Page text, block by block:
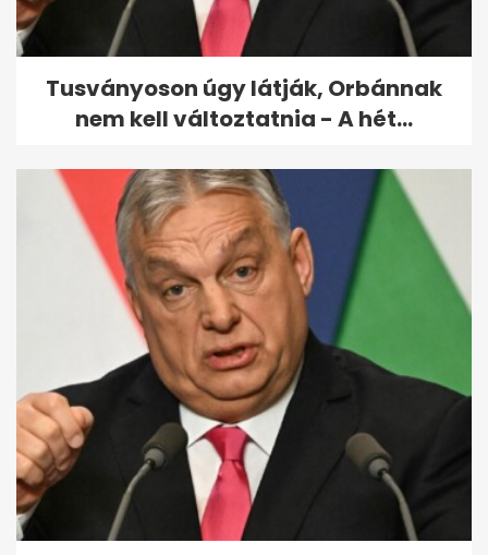
Tusványoson úgy látják, Orbánnak
nem kell változtatnia - A hét...